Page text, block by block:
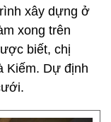
xây dựng ở
xong trên
biết, chị
Kiếm. Dự định